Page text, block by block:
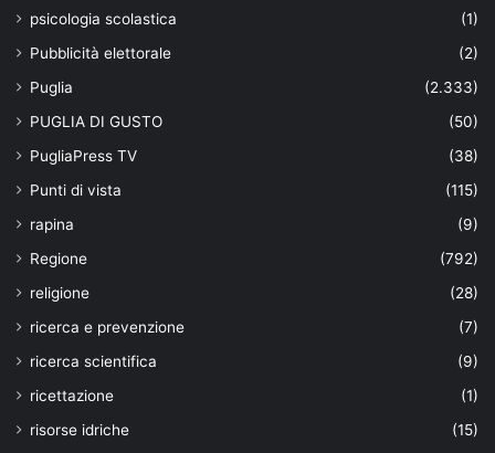
psicologia scolastica
(1)
Pubblicità elettorale
(2)
Puglia
(2.333)
PUGLIA DI GUSTO
(50)
PugliaPress TV
(38)
Punti di vista
(115)
rapina
(9)
Regione
(792)
religione
(28)
ricerca e prevenzione
(7)
ricerca scientifica
(9)
ricettazione
(1)
risorse idriche
(15)